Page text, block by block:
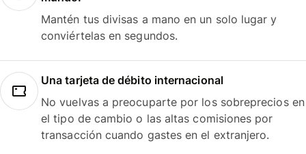
Mantén tus divisas a mano en un solo lugar y
conviértelas en segundos.
Una tarjeta de débito internacional
No vuelvas a preocuparte por los sobreprecios en
el tipo de cambio o las altas comisiones por
transacción cuando gastes en el extranjero.